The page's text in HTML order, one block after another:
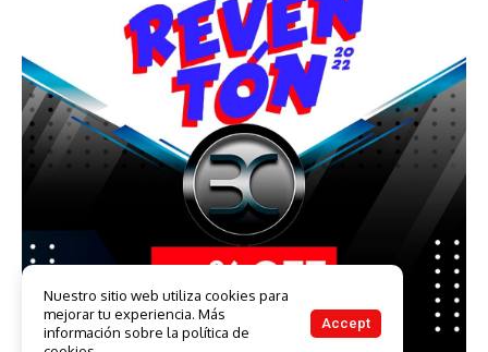
Nuestro sitio web utiliza cookies para
mejorar tu experiencia. Más
información sobre la política de
Accept